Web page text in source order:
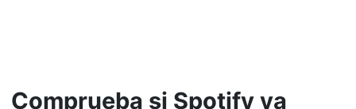
Comprueba si Spotify ya